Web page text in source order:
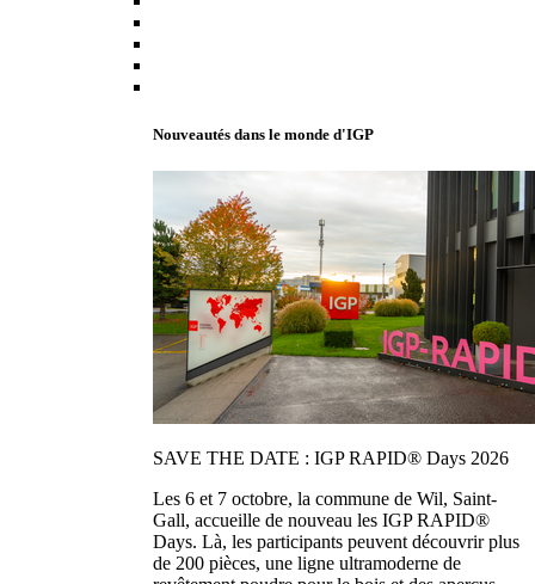
Nouveautés dans le monde d'IGP
SAVE THE DATE : IGP RAPID® Days 2026
Les 6 et 7 octobre, la commune de Wil, Saint-
Gall, accueille de nouveau les IGP RAPID®
Days. Là, les participants peuvent découvrir plus
de 200 pièces, une ligne ultramoderne de